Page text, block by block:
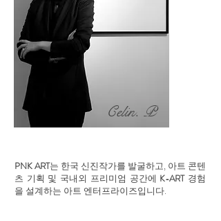
Celin. P
PNK ART는 한국 신진작가를 발굴하고, 아트 콘텐
츠 기획 및 국내외 프리미엄 공간에 K-ART경험
을 설계하는 아트 엔터프라이즈입니다.